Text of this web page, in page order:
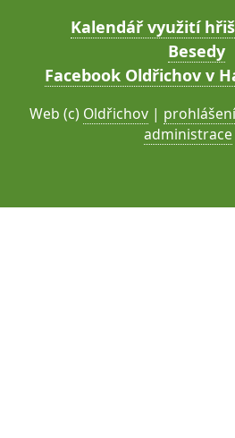
Kalendář využití
Besedy
Facebook Oldřichov v
Web (c) Oldřichov |
administrace